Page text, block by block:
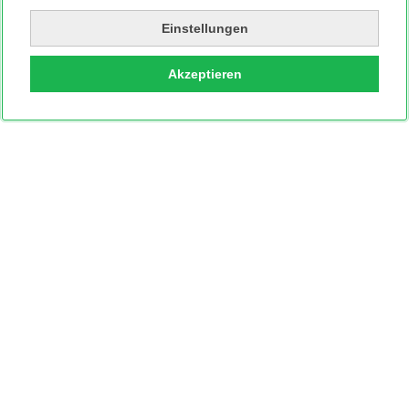
Einstellungen
Akzeptieren